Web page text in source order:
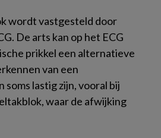
wordt vastgesteld door
De arts kan op het ECG
prikkel een alternatieve
van een
soms lastig zijn, vooral bij
waar de afwijking